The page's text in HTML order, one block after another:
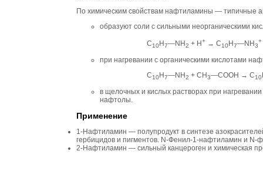
По химическим свойствам нафтиламины — типичные
образуют соли с сильными неорганическими
C10H7—NH2 + H+ → C10H7—NH3
+
при нагревании с органическими кислотами
C10H7—NH2 + CH3—COOH → C10
в щелочных и кислых растворах при
нафтолы.
Применение
1-Нафтиламин — полупродукт в синтезе
гербицидов и пигментов. N-Фенил-1-нафтиламин и
2-Нафтиламин — сильный канцероген и химическая